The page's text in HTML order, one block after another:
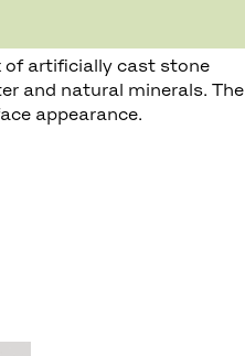
of artificially cast stone
and natural minerals. The
appearance.